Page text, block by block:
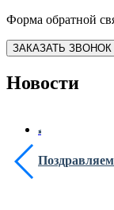
Форма обратной
ЗАКАЗАТЬ ЗВОНОК
Новости